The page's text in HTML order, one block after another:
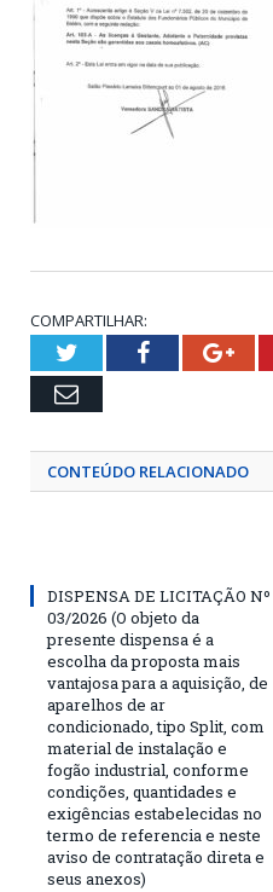
COMPARTILHAR:
TwitterFacebook
Email
CONTEÚDO RELACIONADO
DISPENSA DE LICITAÇÃO Nº
03/2026 (O objeto da
presente dispensa é a
escolha da proposta mais
vantajosa para a aquisição, de
aparelhos de ar
condicionado, tipo Split, com
material de instalação e
fogão industrial, conforme
condições, quantidades e
exigências estabelecidas no
termo de referencia e neste
aviso de contratação direta e
seus anexos)